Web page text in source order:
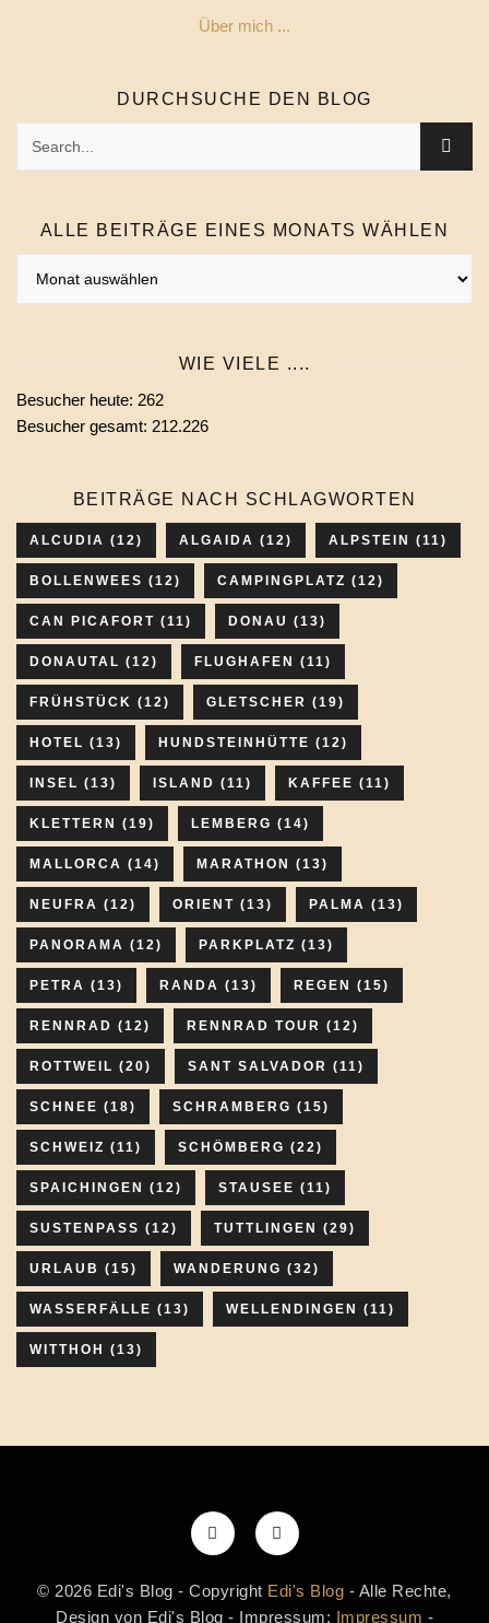
Über mich ...
DURCHSUCHE DEN BLOG
ALLE BEITRÄGE EINES MONATS WÄHLEN
wählen
WIE VIELE ....
Besucher heute: 262
Besucher gesamt: 212.226
BEITRÄGE NACH SCHLAGWORTEN
ALCUDIA (12) ALGAIDA (12) ALPSTEIN (11)
BOLLENWEES (12) CAMPINGPLATZ (12)
CAN PICAFORT (11) DONAU (13)
DONAUTAL (12) FLUGHAFEN (11)
FRÜHSTÜCK (12) GLETSCHER (19)
HOTEL (13) HUNDSTEINHÜTTE (12)
INSEL (13) ISLAND (11) KAFFEE (11)
KLETTERN (19) LEMBERG (14)
MALLORCA (14) MARATHON (13)
NEUFRA (12) ORIENT (13) PALMA (13)
PANORAMA (12) PARKPLATZ (13)
PETRA (13) RANDA (13) REGEN (15)
RENNRAD (12) RENNRAD TOUR (12)
ROTTWEIL (20) SANT SALVADOR (11)
SCHNEE (18) SCHRAMBERG (15)
SCHWEIZ (11) SCHÖMBERG (22)
SPAICHINGEN (12) STAUSEE (11)
SUSTENPASS (12) TUTTLINGEN (29)
URLAUB (15) WANDERUNG (32)
WASSERFÄLLE (13) WELLENDINGEN (11)
WITTHOH (13)
© 2026 Edi's Blog - Copyright Edi's Blog - Alle Rechte,
Design von Edi's Blog - Impressum: Impressum -